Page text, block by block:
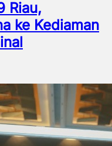
Riau,
ke Kediaman